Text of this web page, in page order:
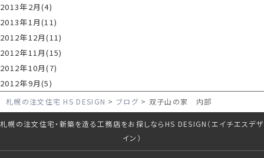
2013年2月(4)
2013年1月(11)
2012年12月(11)
2012年11月(15)
2012年10月(7)
2012年9月(5)
札幌の注文住宅 HS DESIGN ブログ 双子山の家 内部
札幌の注文住宅・新築を造る工務店をお探しならHS DESIGN（エイチエスデザ
イン）